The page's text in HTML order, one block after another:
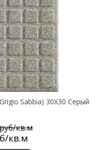
Sabbia) 30X30 Серый
кв.м
кв.м